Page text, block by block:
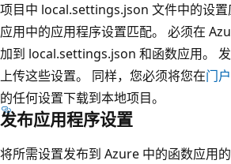
项目中 local.settings.json 文件中的设
应用中的应用程序设置匹配。 必须在
加到 local.settings.json 和函数应用。
上传这些设置。 同样，您必须将您在门
的任何设置下载到本地项目。
发布应用程序设置
将所需设置发布到 Azure 中的函数应用